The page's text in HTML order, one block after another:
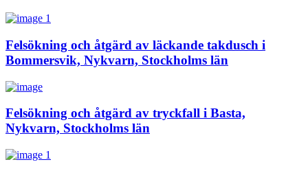
Felsökning och åtgärd av läckande takdusch i
Bommersvik, Nykvarn, Stockholms län
Felsökning och åtgärd av tryckfall i Basta,
Nykvarn, Stockholms län